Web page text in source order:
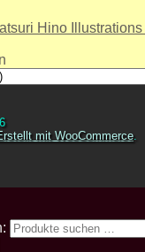
Hino
mit WooCommerce.